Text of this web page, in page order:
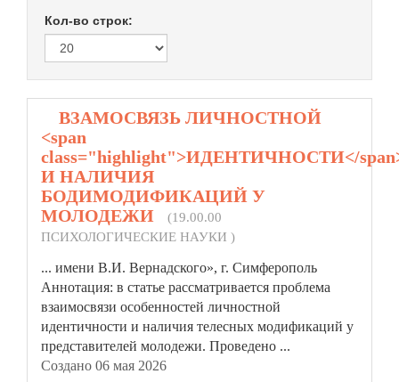
Кол-во строк:
ВЗАМОСВЯЗЬ ЛИЧНОСТНОЙ
<span
class="highlight">ИДЕНТИЧНОСТИ</
И НАЛИЧИЯ
БОДИМОДИФИКАЦИЙ У
МОЛОДЕЖИ
(19.00.00
ПСИХОЛОГИЧЕСКИЕ НАУКИ )
... имени В.И. Вернадского», г. Симферополь
Аннотация: в статье рассматривается проблема
взаимосвязи особенностей личностной
идентичности и наличия телесных модификаций у
представителей молодежи. Проведено ...
Создано 06 мая 2026